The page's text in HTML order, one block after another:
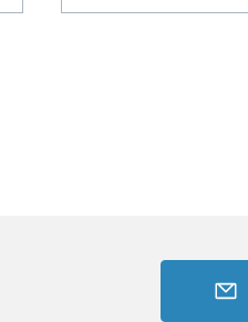
流します！